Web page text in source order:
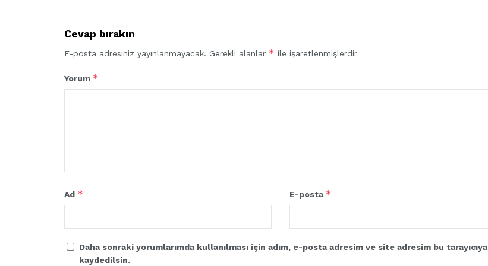
Cevap bırakın
E-posta adresiniz yayınlanmayacak. Gerekli alanlar * ile işaretlenmişlerdir
Yorum *
Ad * E-posta *
Daha sonraki yorumlarımda kullanılması için adım, e-posta adresim ve site adresim bu tarayıcıya
kaydedilsin.